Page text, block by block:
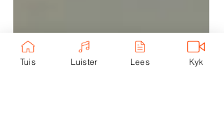
Tuis Luister Lees Kyk